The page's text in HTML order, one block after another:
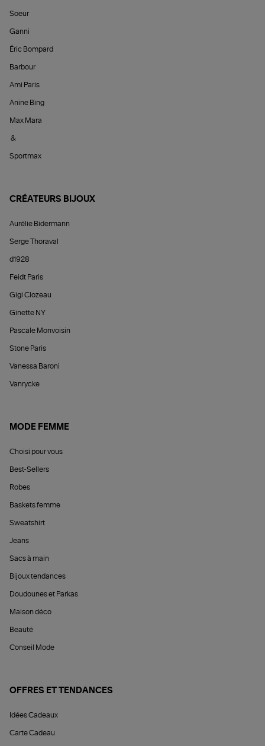
Soeur
Ganni
Éric Bompard
Barbour
Ami Paris
Anine Bing
Max Mara
&
Sportmax
CRÉATEURS BIJOUX
Aurélie Bidermann
Serge Thoraval
d1928
Feidt Paris
Gigi Clozeau
Ginette NY
Pascale Monvoisin
Stone Paris
Vanessa Baroni
Vanrycke
MODE FEMME
Choisi pour vous
Best-Sellers
Robes
Baskets femme
Sweatshirt
Jeans
Sacs à main
Bijoux tendances
Doudounes et Parkas
Maison déco
Beauté
Conseil Mode
OFFRES ET TENDANCES
Idées Cadeaux
Carte Cadeau